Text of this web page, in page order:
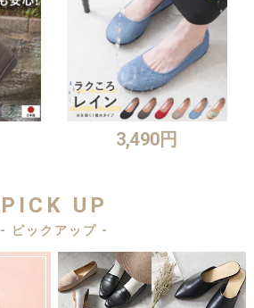
3,490円
PICK UP
- ピックアップ -